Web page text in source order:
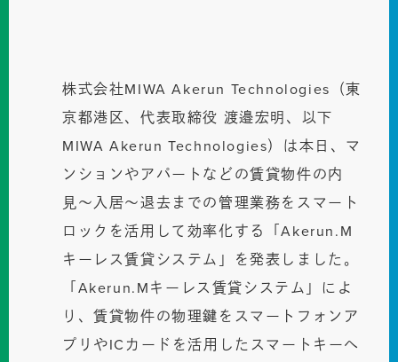
株式会社MIWA Akerun Technologies（東
京都港区、代表取締役 渡邉宏明、以下
MIWA Akerun Technologies）は本日、マ
ンションやアパートなどの賃貸物件の内
見〜入居〜退去までの管理業務をスマート
ロックを活用して効率化する「Akerun.M
キーレス賃貸システム」を発表しました。
「Akerun.Mキーレス賃貸システム」によ
り、賃貸物件の物理鍵をスマートフォンア
プリやICカードを活用したスマートキーへ